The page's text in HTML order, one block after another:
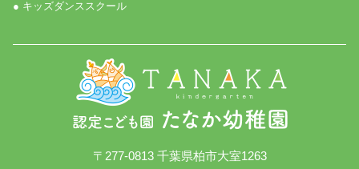
● キッズダンススクール
〒277-0813 千葉県柏市大室1263